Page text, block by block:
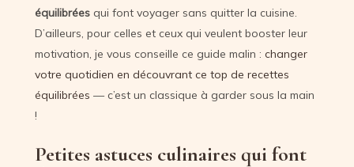
équilibrées qui font voyager sans quitter la cuisine.
D’ailleurs, pour celles et ceux qui veulent booster leur
motivation, je vous conseille ce guide malin : changer
votre quotidien en découvrant ce top de recettes
équilibrées — c’est un classique à garder sous la main
!
Petites astuces culinaires qui font